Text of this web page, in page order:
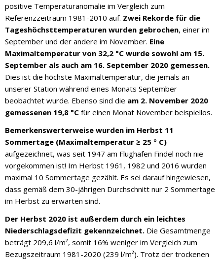
positive Temperaturanomalie im Vergleich zum
Referenzzeitraum 1981-2010 auf. Zwei Rekorde für die
Tageshöchsttemperaturen wurden gebrochen, einer im
September und der andere im November. Eine
Maximaltemperatur von 32,2 °C wurde sowohl am 15.
September als auch am 16. September 2020 gemessen.
Dies ist die höchste Maximaltemperatur, die jemals an
unserer Station während eines Monats September
beobachtet wurde. Ebenso sind die am 2. November 2020
gemessenen 19,8 °C für einen Monat November beispiellos.
Bemerkenswerterweise wurden im Herbst 11
Sommertage (Maximaltemperatur ≥ 25 ° C)
aufgezeichnet, was seit 1947 am Flughafen Findel noch nie
vorgekommen ist! Im Herbst 1961, 1982 und 2016 wurden
maximal 10 Sommertage gezählt. Es sei darauf hingewiesen,
dass gemäß dem 30-jährigen Durchschnitt nur 2 Sommertage
im Herbst zu erwarten sind.
Der Herbst 2020 ist außerdem durch ein leichtes
Niederschlagsdefizit gekennzeichnet. Die Gesamtmenge
beträgt 209,6 l/m², somit 16% weniger im Vergleich zum
Bezugszeitraum 1981-2020 (239 l/m²). Trotz der trockenen